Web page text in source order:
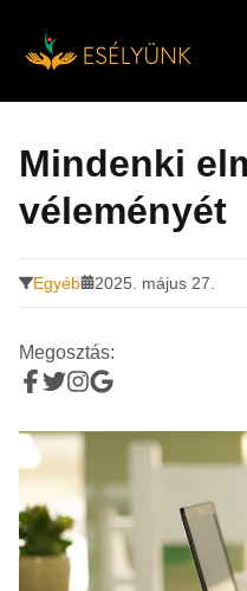
tartalomra
Mindenki
véleményét
Egyéb 2025. május 27.
Megosztás: